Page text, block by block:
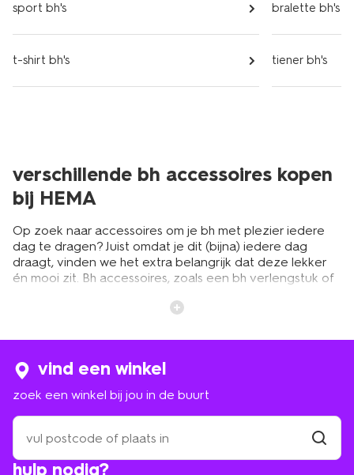
sport bh's
t-shirt bh's
bralette bh's
tiener bh's
verschillende bh accessoires kopen
bij HEMA
Op zoek naar accessoires om je bh met plezier iedere
dag te dragen? Juist omdat je dit (bijna) iedere dag
draagt, vinden we het extra belangrijk dat deze lekker
én mooi zit. Bh accessoires, zoals een bh verlengstuk of
jouw favoriete bh’s nog vaker en langer dragen. Eentje
bh.
bh verlengstuk voor extra comfort
De juiste bh-maat vinden is niet altijd makkelijk. Soms zit
de cup perfect en is de band te strak of andersom.
Omdat de band tijdens het dragen meestal nog iets
hulp nodig?
vind een winkel
zoek een winkel bij jou in de buurt
zoek
een
winkel
bij